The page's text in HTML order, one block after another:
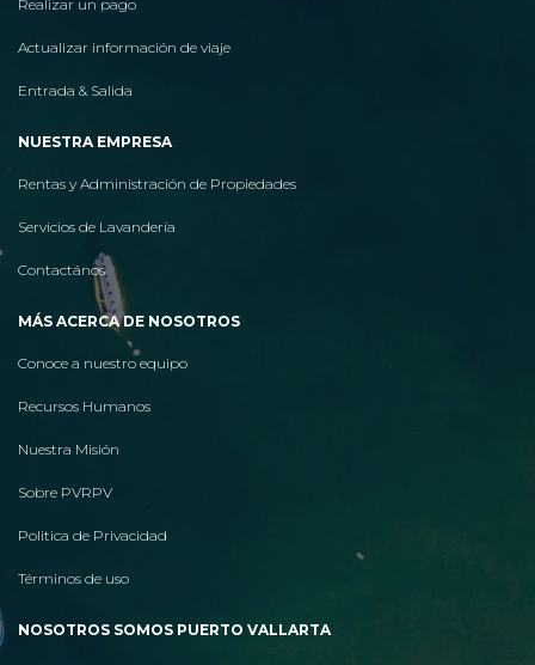
Realizar un pago
Actualizar información de viaje
Entrada & Salida
NUESTRA EMPRESA
Rentas y Administración de Propiedades
Servicios de Lavandería
Contactános
MÁS ACERCA DE NOSOTROS
Conoce a nuestro equipo
Recursos Humanos
Nuestra Misión
Sobre PVRPV
Politica de Privacidad
Términos de uso
NOSOTROS SOMOS PUERTO VALLARTA